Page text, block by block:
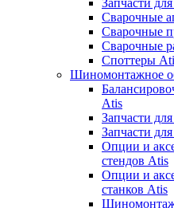
Сварочные
Сварочные
Сварочные
Споттеры
Шиномонтажное
Atis
Запчасти
Запчасти
Опции и
стендов Atis
Опции и
станков Atis